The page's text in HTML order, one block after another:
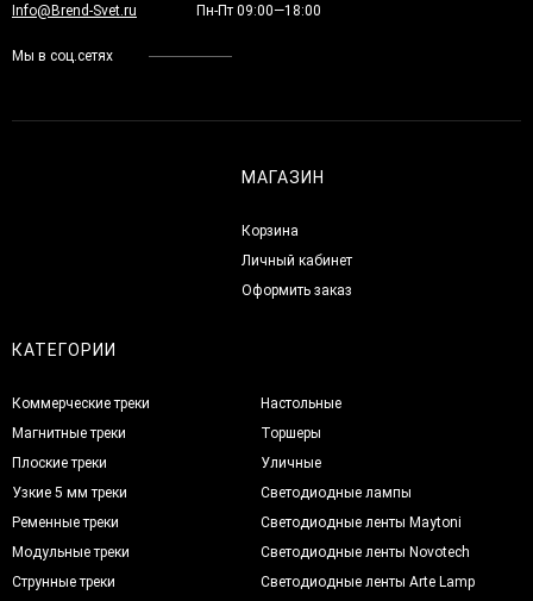
Info@Brend-Svet.ru Пн-Пт 09:00—18:00
Мы в соц.сетях
МАГАЗИН
Корзина
Личный кабинет
Оформить заказ
КАТЕГОРИИ
Коммерческие треки
Магнитные треки
Плоские треки
Узкие 5 мм треки
Ременные треки
Модульные треки
Струнные треки
Настольные
Торшеры
Уличные
Светодиодные лампы
Светодиодные ленты Maytoni
Светодиодные ленты Novotech
Светодиодные ленты Arte Lamp